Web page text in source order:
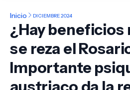
Inicio DICIEMBRE 2024
¿Hay beneficios
se reza el
Importante